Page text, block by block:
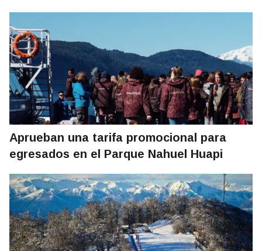
Aprueban una tarifa promocional para
egresados en el Parque Nahuel Huapi